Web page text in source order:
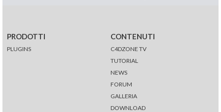
PRODOTTI
PLUGINS
CONTENUTI
C4DZONE TV
TUTORIAL
NEWS
FORUM
GALLERIA
DOWNLOAD